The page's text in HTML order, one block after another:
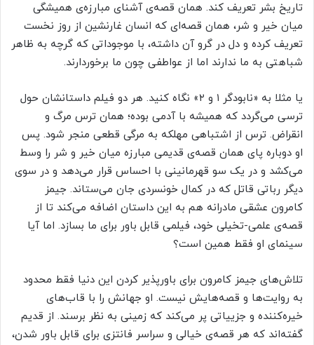
تاریخ بشر تعریف کند. همان قصه‌ی آشنای مبارزه‌ی همیشگی
میان خیر و شر، همان قصه‌ای که انسان غارنشین از روز نخست
تعریف کرده و دل در گرو آن داشته، با موجوداتی که گرچه به ظاهر
شباهتی به ما ندارند اما از عواطفی چون ما برخوردارند.
یا مثلا به «نابودگر ۱ و ۲» نگاه کنید. هر دو فیلم داستانشان حول
ترسی می‌گردد که همیشه با آدمی بوده؛ همان ترس مرگ و
انقراض. ترس از اشتباهی مهلکه به مرگی قطعی منجر شود. پس
او دوباره پای همان قصه‌ی قدیمی مبارزه میان خیر و شر را وسط
می‌کشد و در یک سو قهرمانینی با احساس قرار می‌دهد و در سوی
دیگر رباتی قاتل که در کمال خونسردی جان می‌ستاند. جیمز
کامرون عشقی مادرانه هم به این داستان اضافه می‌کند تا از
قصه‌ی علمی-تخیلی خود، فیلمی قابل باور برای ما بسازد. اما آیا
سینمای او فقط همین است؟
تلاش‌های جیمز کامرون برای باورپذیر کردن این دنیا فقط محدود
به روایت‌ها و قصه‌هایش نیست. او جهانش را با قاب‌های
خیره‌کننده و جزییاتی پر می‌کند که زمینی به نظر برسند. از قدیم
گفته‌اند که هر قصه‌ی خیالی و سراسر فانتزی برای قابل باور شدن،